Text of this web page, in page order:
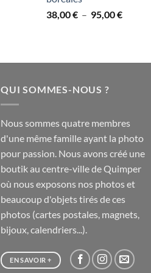
95,00 €
38,00€ – 95,00€Plage
à
QUI SOMMES-NOUS ?
Nous sommes quatre membres
d'une même famille ayant la photo
pour passion. Nous avons créé une
boutik au centre-ville de Quimper
où nous exposons nos photos et
beaucoup d'objets tirés de ces
photos (cartes postales, magnets,
bijoux, calendriers...).
EN SAVOIR +